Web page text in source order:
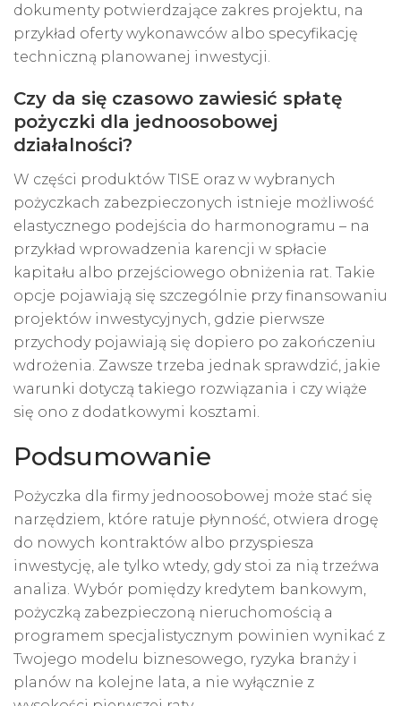
dokumenty potwierdzające zakres projektu, na
przykład oferty wykonawców albo specyfikację
techniczną planowanej inwestycji.
Czy da się czasowo zawiesić spłatę
pożyczki dla jednoosobowej
działalności?
W części produktów TISE oraz w wybranych
pożyczkach zabezpieczonych istnieje możliwość
elastycznego podejścia do harmonogramu – na
przykład wprowadzenia karencji w spłacie
kapitału albo przejściowego obniżenia rat. Takie
opcje pojawiają się szczególnie przy finansowaniu
projektów inwestycyjnych, gdzie pierwsze
przychody pojawiają się dopiero po zakończeniu
wdrożenia. Zawsze trzeba jednak sprawdzić, jakie
warunki dotyczą takiego rozwiązania i czy wiąże
się ono z dodatkowymi kosztami.
Podsumowanie
Pożyczka dla firmy jednoosobowej może stać się
narzędziem, które ratuje płynność, otwiera drogę
do nowych kontraktów albo przyspiesza
inwestycję, ale tylko wtedy, gdy stoi za nią trzeźwa
analiza. Wybór pomiędzy kredytem bankowym,
pożyczką zabezpieczoną nieruchomością a
programem specjalistycznym powinien wynikać z
Twojego modelu biznesowego, ryzyka branży i
planów na kolejne lata, a nie wyłącznie z